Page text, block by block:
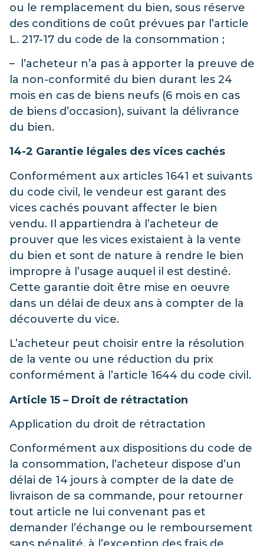
ou le remplacement du bien, sous réserve
des conditions de coût prévues par l’article
L. 217-17 du code de la consommation ;
– l’acheteur n’a pas à apporter la preuve de
la non-conformité du bien durant les 24
mois en cas de biens neufs (6 mois en cas
de biens d’occasion), suivant la délivrance
du bien.
14-2 Garantie légales des vices cachés
Conformément aux articles 1641 et suivants
du code civil, le vendeur est garant des
vices cachés pouvant affecter le bien
vendu. Il appartiendra à l’acheteur de
prouver que les vices existaient à la vente
du bien et sont de nature à rendre le bien
impropre à l’usage auquel il est destiné.
Cette garantie doit être mise en oeuvre
dans un délai de deux ans à compter de la
découverte du vice.
L’acheteur peut choisir entre la résolution
de la vente ou une réduction du prix
conformément à l’article 1644 du code civil.
Article 15 – Droit de rétractation
Application du droit de rétractation
Conformément aux dispositions du code de
la consommation, l’acheteur dispose d’un
délai de 14 jours à compter de la date de
livraison de sa commande, pour retourner
tout article ne lui convenant pas et
demander l’échange ou le remboursement